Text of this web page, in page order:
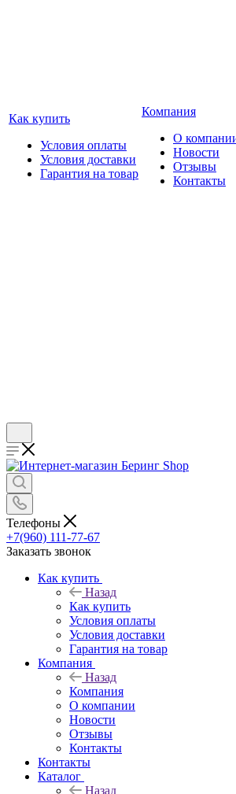
Как купить
Условия оплаты
Условия доставки
Гарантия на товар
Компания
О
Новости
Отзывы
Контакты
Телефоны
+7(960) 111-77-67
Заказать звонок
Как купить
Назад
Как купить
Условия оплаты
Условия доставки
Гарантия на товар
Компания
Назад
Компания
О компании
Новости
Отзывы
Контакты
Контакты
Каталог
Назад